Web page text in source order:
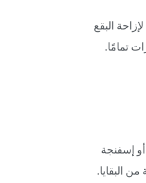
البقع
تمامًا.
إسفنجة
البقايا.